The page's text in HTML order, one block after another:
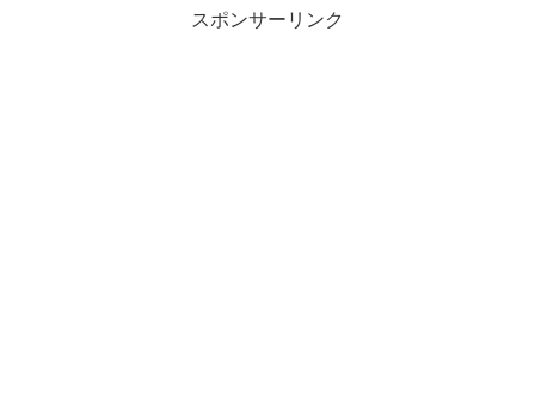
スポンサーリンク